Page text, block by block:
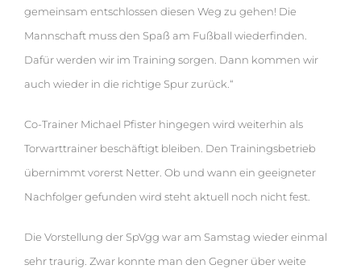
gemeinsam entschlossen diesen Weg zu gehen! Die
Mannschaft muss den Spaß am Fußball wiederfinden.
Dafür werden wir im Training sorgen. Dann kommen wir
auch wieder in die richtige Spur zurück.“
Co-Trainer Michael Pfister hingegen wird weiterhin als
Torwarttrainer beschäftigt bleiben. Den Trainingsbetrieb
übernimmt vorerst Netter. Ob und wann ein geeigneter
Nachfolger gefunden wird steht aktuell noch nicht fest.
Die Vorstellung der SpVgg war am Samstag wieder einmal
sehr traurig. Zwar konnte man den Gegner über weite